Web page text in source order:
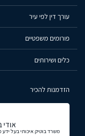
עורך דין לפי עיר
פורומים משפטיים
כלים ושירותים
הזדמנות להכיר
אודי
משרד בוטיק איכותי בעל